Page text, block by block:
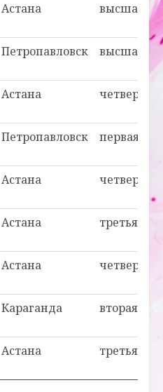
Астана высшая
Петропавловск высшая
Астана четвертая
Петропавловск первая
Астана четвертая
Астана третья
Астана четвертая
Караганда вторая
Астана третья